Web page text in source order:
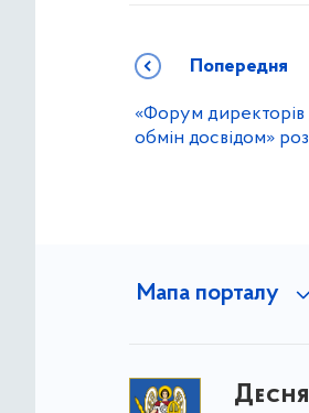
Попередня
«Форум директорів
обмін досвідом»
Мапа порталу